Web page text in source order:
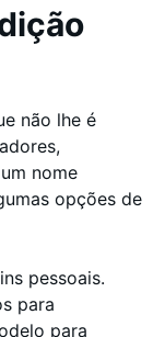
não lhe é
nome
opções de
pessoais.
para
para